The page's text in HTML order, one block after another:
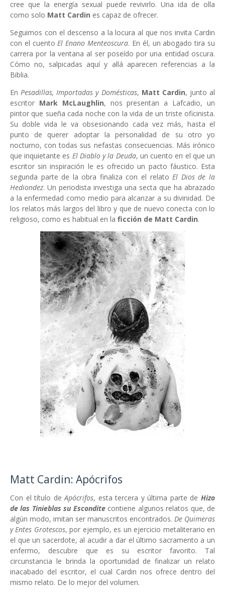
cree que la energía sexual puede revivirlo. Una ida de olla
como solo Matt Cardin es capaz de ofrecer.
Seguimos con el descenso a la locura al que nos invita Cardin
con el cuento El Enano Menteoscura. En él, un abogado tira su
carrera por la ventana al ser poseído por una entidad oscura.
Cómo no, salpicadas aquí y allá aparecen referencias a la
Biblia.
En Pesadillas, Importadas y Domésticas, Matt Cardin, junto al
escritor Mark McLaughlin, nos presentan a Lafcadio, un
pintor que sueña cada noche con la vida de un triste oficinista.
Su doble vida le va obsesionando cada vez más, hasta el
punto de querer adoptar la personalidad de su otro yo
nocturno, con todas sus nefastas consecuencias. Más irónico
que inquietante es El Diablo y la Deuda, un cuento en el que un
escritor sin inspiración le es ofrecido un pacto fáustico. Esta
segunda parte de la obra finaliza con el relato El Dios de la
Hediondez. Un periodista investiga una secta que ha abrazado
a la enfermedad como medio para alcanzar a su divinidad. De
los relatos más largos del libro y que de nuevo conecta con lo
religioso, como es habitual en la ficción de Matt Cardin.
Matt Cardin: Apócrifos
Con el título deApócrifos, esta tercera y última parte deHizo
de las Tinieblas su Esconditecontiene algunos relatos que, de
algún modo, imitan ser manuscritos encontrados. De Quimeras
y Entes Grotescos, por ejemplo, es un ejercicio metaliterario en
el que un sacerdote, al acudir a dar el último sacramento a un
enfermo, descubre que es su escritor favorito. Tal
circunstancia le brinda la oportunidad de finalizar un relato
inacabado del escritor, el cual Cardin nos ofrece dentro del
mismo relato. De lo mejor del volumen.